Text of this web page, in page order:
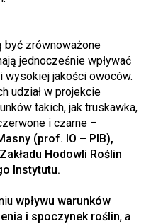
być zrównoważone
jednocześnie wpływać
wysokiej jakości owoców.
udział w projekcie
takich, jak truskawka,
i czarne –
(prof. IO – PIB),
Hodowli Roślin
Instytutu.
wpływu warunków
i spoczynek roślin, a